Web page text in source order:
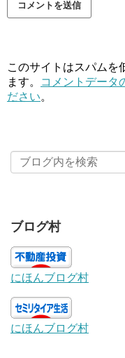
このサイトはスパムを
ます。
コメントデータ
ださい。
ブログ村
にほんブログ村
にほんブログ村